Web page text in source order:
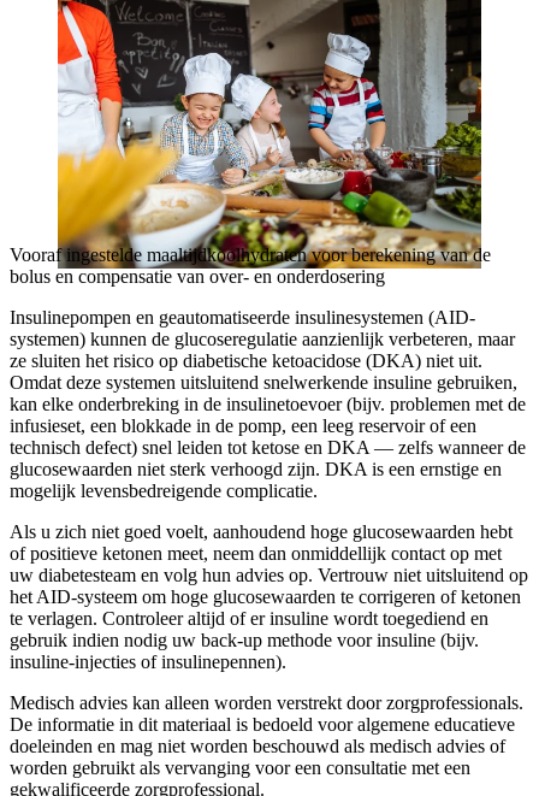
Vooraf ingestelde maaltijdkoolhydraten voor berekening van de
bolus en compensatie van over- en onderdosering
Insulinepompen en geautomatiseerde insulinesystemen (AID-
systemen) kunnen de glucoseregulatie aanzienlijk verbeteren, maar
ze sluiten het risico op diabetische ketoacidose (DKA) niet uit.
Omdat deze systemen uitsluitend snelwerkende insuline gebruiken,
kan elke onderbreking in de insulinetoevoer (bijv. problemen met de
infusieset, een blokkade in de pomp, een leeg reservoir of een
technisch defect) snel leiden tot ketose en DKA — zelfs wanneer de
glucosewaarden niet sterk verhoogd zijn. DKA is een ernstige en
mogelijk levensbedreigende complicatie.
Als u zich niet goed voelt, aanhoudend hoge glucosewaarden hebt
of positieve ketonen meet, neem dan onmiddellijk contact op met
uw diabetesteam en volg hun advies op. Vertrouw niet uitsluitend op
het AID-systeem om hoge glucosewaarden te corrigeren of ketonen
te verlagen. Controleer altijd of er insuline wordt toegediend en
gebruik indien nodig uw back-up methode voor insuline (bijv.
insuline-injecties of insulinepennen).
Medisch advies kan alleen worden verstrekt door zorgprofessionals.
De informatie in dit materiaal is bedoeld voor algemene educatieve
doeleinden en mag niet worden beschouwd als medisch advies of
worden gebruikt als vervanging voor een consultatie met een
gekwalificeerde zorgprofessional.